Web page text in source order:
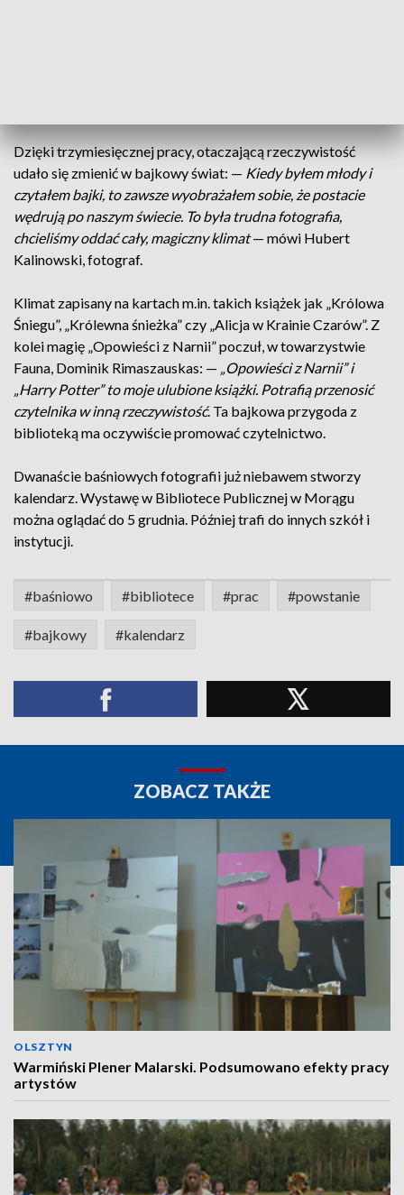
Dzięki trzymiesięcznej pracy, otaczającą rzeczywistość
udało się zmienić w bajkowy świat: — Kiedy byłem młody i
czytałem bajki, to zawsze wyobrażałem sobie, że postacie
wędrują po naszym świecie. To była trudna fotografia,
chcieliśmy oddać cały, magiczny klimat— mówi Hubert
Kalinowski, fotograf.
Klimat zapisany na kartach m.in. takich książek jak „Królowa
Śniegu”, „Królewna śnieżka” czy „Alicja w Krainie Czarów”. Z
kolei magię „Opowieści z Narnii” poczuł, w towarzystwie
Fauna, Dominik Rimaszauskas: — „Opowieści z Narnii” i
„Harry Potter” to moje ulubione książki. Potrafią przenosić
czytelnika w inną rzeczywistość. Ta bajkowa przygoda z
biblioteką ma oczywiście promować czytelnictwo.
Dwanaście baśniowych fotografii już niebawem stworzy
kalendarz. Wystawę w Bibliotece Publicznej w Morągu
można oglądać do 5 grudnia. Później trafi do innych szkół i
instytucji.
#baśniowo #bibliotece #prac #powstanie
#bajkowy #kalendarz
ZOBACZ TAKŻE
OLSZTYN
Warmiński Plener Malarski. Podsumowano efekty pracy
artystów